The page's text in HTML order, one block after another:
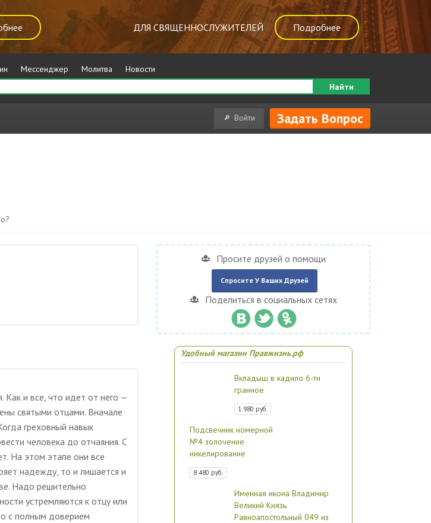
ДЛЯ СВЯЩЕННОСЛУЖИТЕЛЕЙ Подробнее
Мессенджер Молитва
Новости
Найти
Войти Задать Вопрос
Как и все, что идет от него —
святыми отцами. Вначале
греховный навык
человека до отчаяния. С
На этом этапе они все
надежду, то и лишается и
Надо решительно
устремляются к отцу или
с полным доверием
Просите друзей о помощи
Спросите У Ваших Друзей
Поделиться в социальных сетях
Удобный магазин Правжизнь.рф
Вкладыш в кадило 6-ти
гранное
1 980 руб.
Подсвечник номерной
№4 золочение
никелирование
8 480 руб.
Именная икона Владимир
Великий Князь
Равноапостольный 049 из